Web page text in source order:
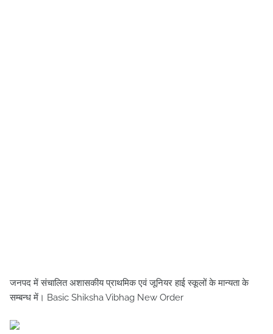
जनपद में संचालित अशासकीय प्राथमिक एवं जूनियर हाई स्कूलों के मान्यता के
सम्बन्ध में। Basic Shiksha Vibhag New Order